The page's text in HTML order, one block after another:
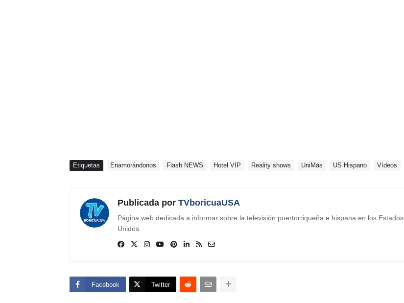
Etiquetas Enamorándonos Flash NEWS Hotel VIP Reality shows UniMás US Hispano Vídeos
Publicada por TVboricuaUSA
Página web dedicada a informar sobre la televisión puertorriqueña e hispana en los Estados
Unidos.
Facebook Twitter